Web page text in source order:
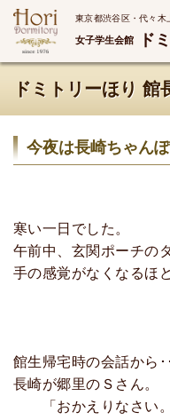
東京都渋谷区・代々木
女子学生会館 ド
ドミトリーほり 館
今夜は長崎ちゃん
寒い一日でした。
午前中、玄関ポーチの
手の感覚がなくなるほ
館生帰宅時の会話から･･
長崎が郷里のＳさん。
「おかえりなさい。